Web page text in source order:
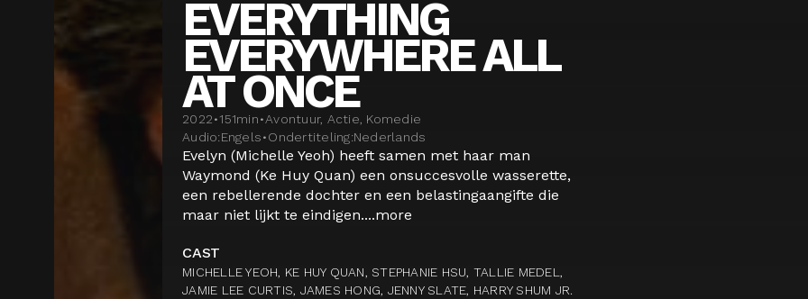
EVERYTHING
EVERYWHERE ALL
AT ONCE
2022•151min•Avontuur, Actie, Komedie
Audio:Engels•Ondertiteling:Nederlands
Evelyn (Michelle Yeoh) heeft samen met haar man
Waymond (Ke Huy Quan) een onsuccesvolle wasserette,
een rebellerende dochter en een belastingaangifte die
maar niet lijkt te eindigen....more
CAST
MICHELLE YEOH, KE HUY QUAN, STEPHANIE HSU, TALLIE MEDEL,
JAMIE LEE CURTIS, JAMES HONG, JENNY SLATE, HARRY SHUM JR.